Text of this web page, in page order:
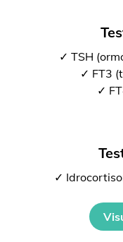
✓ TSH
✓ FT3
✓
✓